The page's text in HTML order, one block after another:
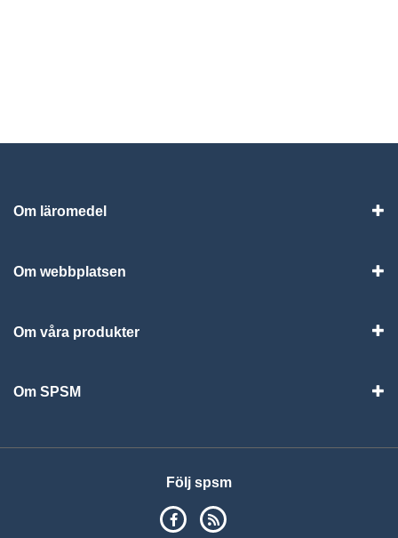
Om läromedel
Om webbplatsen
Om våra produkter
Om SPSM
Följ spsm
SPSM på Facebook